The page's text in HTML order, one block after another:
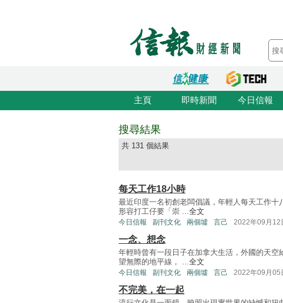
主頁 即時新聞 今日信報
搜尋結果
共 131 個結果
每天工作18小時
最近印度一名初創老闆倡議，年輕人每天工作
形容打工仔要「崇 ...全文
今日信報 副刊文化 兩個墟 言己 2022年09月12
一念、想念
年輕時曾有一段日子在加拿大生活，外國的天
望無際的地平線， ...全文
今日信報 副刊文化 兩個墟 言己 2022年09月05
不完美，在一起